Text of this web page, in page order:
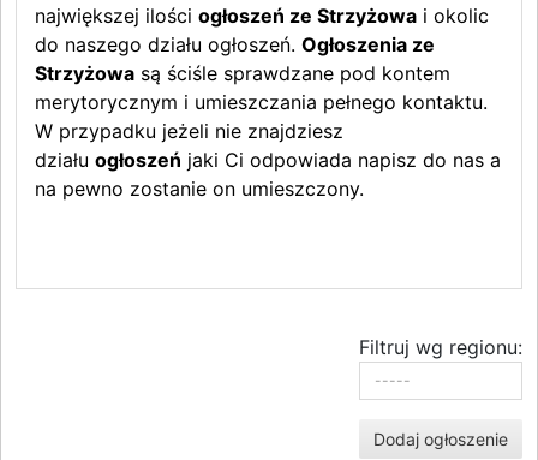
największej ilości ogłoszeń ze Strzyżowa i okolic
do naszego działu ogłoszeń. Ogłoszenia ze
Strzyżowa są ściśle sprawdzane pod kontem
merytorycznym i umieszczania pełnego kontaktu.
W przypadku jeżeli nie znajdziesz
działu ogłoszeń jaki Ci odpowiada napisz do nas a
na pewno zostanie on umieszczony.
Filtruj wg regionu:
Dodaj ogłoszenie